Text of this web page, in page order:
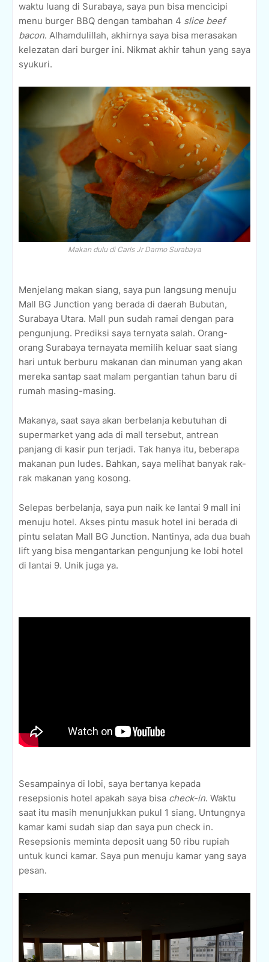
waktu luang di Surabaya, saya pun bisa mencicipi
menu burger BBQ dengan tambahan 4 slice beef
bacon. Alhamdulillah, akhirnya saya bisa merasakan
kelezatan dari burger ini. Nikmat akhir tahun yang saya
syukuri.
Makan dulu di Carls Jr Darmo Surabaya
Menjelang makan siang, saya pun langsung menuju
Mall BG Junction yang berada di daerah Bubutan,
Surabaya Utara. Mall pun sudah ramai dengan para
pengunjung. Prediksi saya ternyata salah. Orang-
orang Surabaya ternayata memilih keluar saat siang
hari untuk berburu makanan dan minuman yang akan
mereka santap saat malam pergantian tahun baru di
rumah masing-masing.
Makanya, saat saya akan berbelanja kebutuhan di
supermarket yang ada di mall tersebut, antrean
panjang di kasir pun terjadi. Tak hanya itu, beberapa
makanan pun ludes. Bahkan, saya melihat banyak rak-
rak makanan yang kosong.
Selepas berbelanja, saya pun naik ke lantai 9 mall ini
menuju hotel. Akses pintu masuk hotel ini berada di
pintu selatan Mall BG Junction. Nantinya, ada dua buah
lift yang bisa mengantarkan pengunjung ke lobi hotel
di lantai 9. Unik juga ya.
Sesampainya di lobi, saya bertanya kepada
resepsionis hotel apakah saya bisa check-in. Waktu
saat itu masih menunjukkan pukul 1 siang. Untungnya
kamar kami sudah siap dan saya pun check in.
Resepsionis meminta deposit uang 50 ribu rupiah
untuk kunci kamar. Saya pun menuju kamar yang saya
pesan.